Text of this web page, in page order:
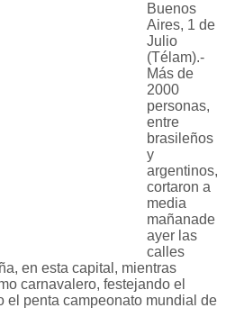
Buenos
Aires, 1 de
Julio
(Télam).-
Más de
2000
personas,
entre
brasileños
y
argentinos,
cortaron a
media
mañanade
ayer las
calles
en esta capital, mientras
carnavalero, festejando el
el penta campeonato mundial de